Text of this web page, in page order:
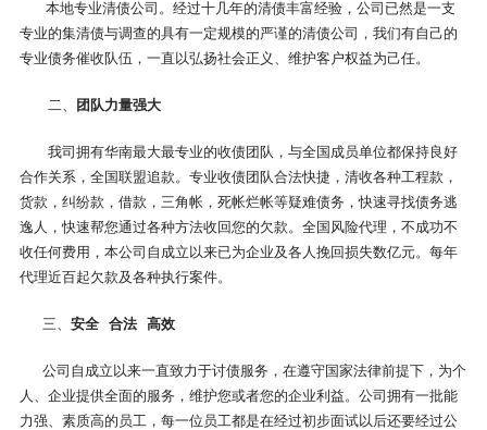
本地专业清债公司。经过十几年的清债丰富经验，公司已然是一支
专业的集清债与调查的具有一定规模的严谨的清债公司，我们有自己的
专业债务催收队伍，一直以弘扬社会正义、维护客户权益为己任。
二、 团队力量强大
我司拥有华南最大最专业的收债团队，与全国成员单位都保持良好
合作关系，全国联盟追款。专业收债团队合法快捷，清收各种工程款，
货款，纠纷款，借款，三角帐，死帐烂帐等疑难债务，快速寻找债务逃
逸人，快速帮您通过各种方法收回您的欠款。全国风险代理，不成功不
收任何费用，本公司自成立以来已为企业及各人挽回损失数亿元。每年
代理近百起欠款及各种执行案件。
三 安全 合法 高效
公司自成立以来一直致力于讨债服务，在遵守国家法律前提下，为个
人、企业提供全面的服务，维护您或者您的企业利益。公司拥有一批能
力强、素质高的员工，每一位员工都是在经过初步面试以后还要经过公